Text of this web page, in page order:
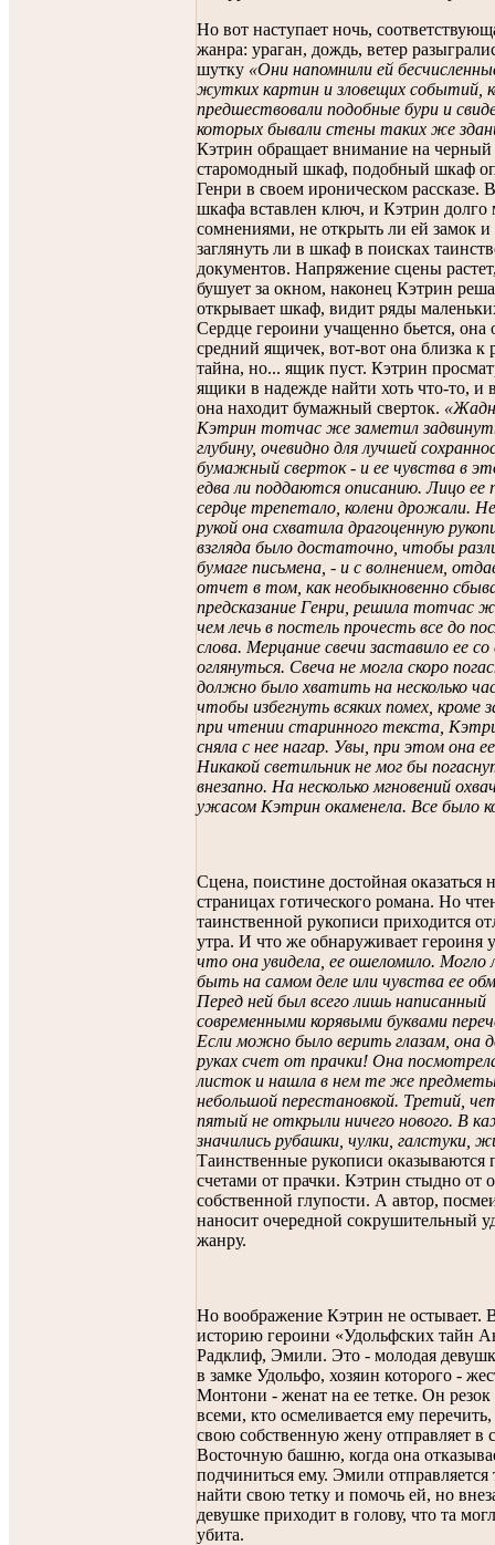
Но вот наступает ночь,
жанра: ураган, дождь, ветер
шутку «Они напомнили ей
жутких картин и зловещих событий,
предшествовали подобные бури и
которых бывали стены таких же
Кэтрин обращает внимание на черный
старомодный шкаф, подобный шкаф
Генри в своем ироническом рассказе.
шкафа вставлен ключ, и Кэтрин долго
сомнениями, не открыть ли ей замок и
заглянуть ли в шкаф в поисках
документов. Напряжение сцены
бушует за окном, наконец Кэтрин
открывает шкаф, видит ряды
Сердце героини учащенно бьется, она
средний ящичек, вот-вот она близка к
тайна, но... ящик пуст. Кэтрин
ящики в надежде найти хоть что-то, и
она находит бумажный сверток.
Кэтрин тотчас же заметил
глубину, очевидно для лучшей
бумажный сверток - и ее чувства в
едва ли поддаются описанию. Лицо ее
сердце трепетало, колени дрожали.
рукой она схватила драгоценную
взгляда было достаточно, чтобы
бумаге письмена, - и с волнением,
отчет в том, как необыкновенно
предсказание Генри, решила тотчас
чем лечь в постель прочесть все до
слова. Мерцание свечи заставило ее
оглянуться. Свеча не могла скоро
должно было хватить на несколько
чтобы избегнуть всяких помех, кроме
при чтении старинного текста,
сняла с нее нагар. Увы, при этом она
Никакой светильник не мог бы
внезапно. На несколько мгновений
ужасом Кэтрин окаменела. Все было
Сцена, поистине достойная оказаться
страницах готического романа. Но
таинственной рукописи приходится
утра. И что же обнаруживает героиня
что она увидела, ее ошеломило. Могло
быть на самом деле или чувства ее
Перед ней был всего лишь написанный
современными корявыми буквами
Если можно было верить глазам, она
руках счет от прачки! Она
листок и нашла в нем те же
небольшой перестановкой. Третий,
пятый не открыли ничего нового. В
значились рубашки, чулки, галстуки,
Таинственные рукописи оказываются
счетами от прачки. Кэтрин стыдно от
собственной глупости. А автор,
наносит очередной сокрушительный
жанру.
Но воображение Кэтрин не остывает.
историю героини «Удольфских тайн
Радклиф, Эмили. Это - молодая
в замке Удольфо, хозяин которого -
Монтони - женат на ее тетке. Он резок
всеми, кто осмеливается ему
свою собственную жену отправляет в
Восточную башню, когда она
подчиниться ему. Эмили отправляется
найти свою тетку и помочь ей, но
девушке приходит в голову, что та
убита.